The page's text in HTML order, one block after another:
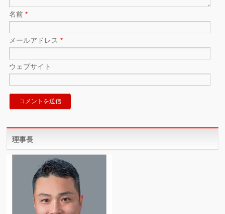
名前*
メールアドレス*
ウェブサイト
理事長